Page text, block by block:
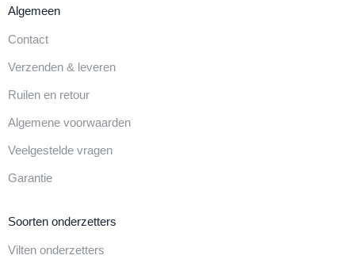
Algemeen
Contact
Verzenden & leveren
Ruilen en retour
Algemene voorwaarden
Veelgestelde vragen
Garantie
Soorten onderzetters
Vilten onderzetters